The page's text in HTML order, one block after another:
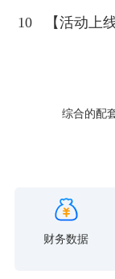
10
【活动上
综合的配
财务数据